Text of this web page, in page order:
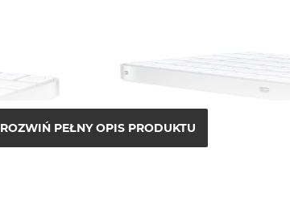
ROZWIŃ PEŁNY OPIS PRODUKTU